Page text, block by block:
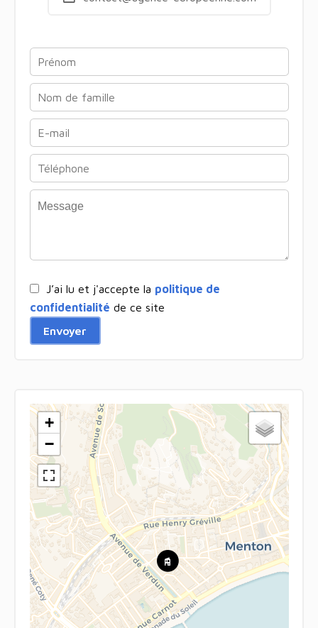
J’ai lu et j'accepte la politique de
confidentialité de ce site
Envoyer
+
−